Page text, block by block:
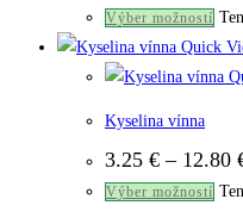
Výber možností
Quick
Kyselina vínna
3.25 € – 12.80
Výber možností